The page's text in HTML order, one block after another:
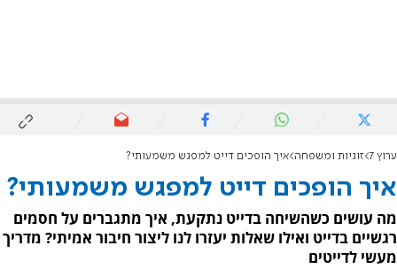
ערוץ 7 זוגיות ומשפחה איך הופכים דייט למפגש משמעותי?
איך הופכים דייט למפגש משמעותי?
מה עושים כשהשיחה בדייט נתקעת, איך מתגברים על חסמים
רגשיים בדייט ואילו שאלות יעזרו לנו ליצור חיבור אמיתי? מדריך
מעשי לדייטים